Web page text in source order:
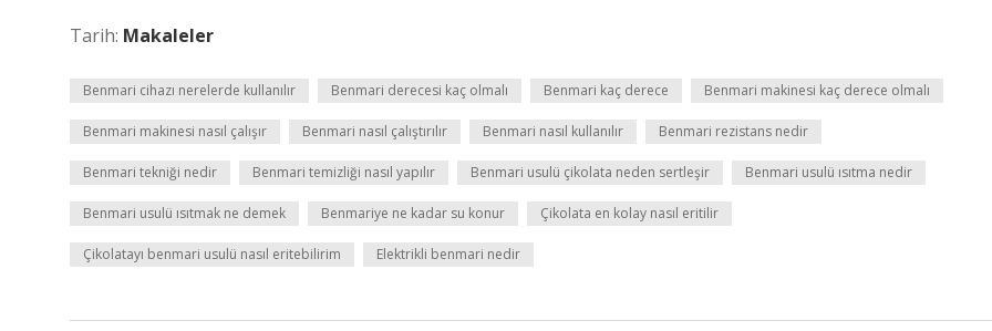
Tarih: Makaleler
Benmari cihazı nerelerde kullanılır Benmari derecesi kaç olmalı Benmari kaç derece Benmari makinesi kaç derece olmalı
Benmari makinesi nasıl çalışır Benmari nasıl çalıştırılır Benmari nasıl kullanılır Benmari rezistans nedir
Benmari tekniği nedir Benmari temizliği nasıl yapılır Benmari usulü çikolata neden sertleşir Benmari usulü ısıtma nedir
Benmari usulü ısıtmak ne demek Benmariye ne kadar su konur Çikolata en kolay nasıl eritilir
Çikolatayı benmari usulü nasıl eritebilirim Elektrikli benmari nedir